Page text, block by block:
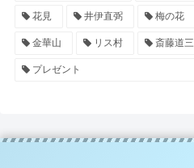
花見 井伊直弼 梅の花
金華山 リス村 斎藤道三
プレゼント